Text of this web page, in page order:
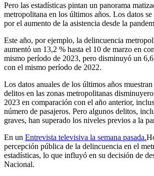
Pero las estadísticas pintan un panorama
metropolitana en los últimos años. Los datos
por el aumento de la asistencia desde la
Este año, por ejemplo, la delincuencia
aumentó un 13,2 % hasta el 10 de marzo en
mismo período de 2023, pero disminuyó un
con el mismo período de 2022.
Los datos anuales de los últimos años
delitos en las zonas metropolitanas
2023 en comparación con el año anterior,
número de pasajeros. Pero algunos delitos,
graves, han superado los niveles previos a la
En un Entrevista televisiva la semana pasada.
percepción pública de la delincuencia en el
estadísticas, lo que influyó en su decisión de
Nacional.